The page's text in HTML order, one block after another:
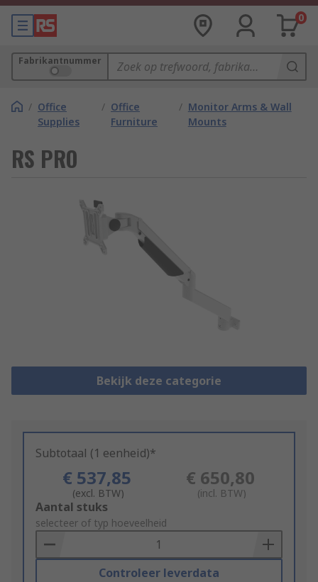
0
Fabrikantnummer
/ Office
Supplies
/ Office
Furniture
/ Monitor Arms & Wall
Mounts
RS PRO
Bekijk deze categorie
Subtotaal (1 eenheid)*
€ 537,85
(excl. BTW)
€ 650,80
(incl. BTW)
Add
to
Basket
Aantal stuks
selecteer of typ hoeveelheid
Controleer leverdata